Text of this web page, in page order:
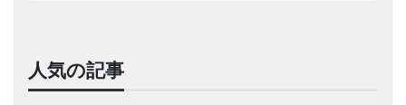
人気の記事